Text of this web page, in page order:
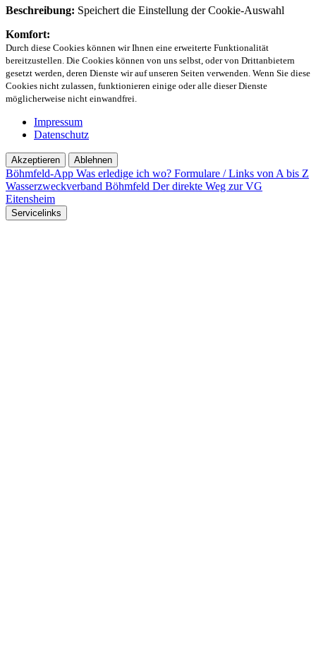
Beschreibung: Speichert die Einstellung der Cookie-Auswahl
Komfort:
Durch diese Cookies können wir Ihnen eine erweiterte Funktionalität
bereitzustellen. Die Cookies können von uns selbst, oder von Drittanbietern
gesetzt werden, deren Dienste wir auf unseren Seiten verwenden. Wenn Sie diese
Cookies nicht zulassen, funktionieren einige oder alle dieser Dienste
möglicherweise nicht einwandfrei.
Impressum
Datenschutz
Akzeptieren Ablehnen
Böhmfeld-App Was erledige ich wo? Formulare / Links von A bis Z
Wasserzweckverband Böhmfeld Der direkte Weg zur VG
Eitensheim
Servicelinks